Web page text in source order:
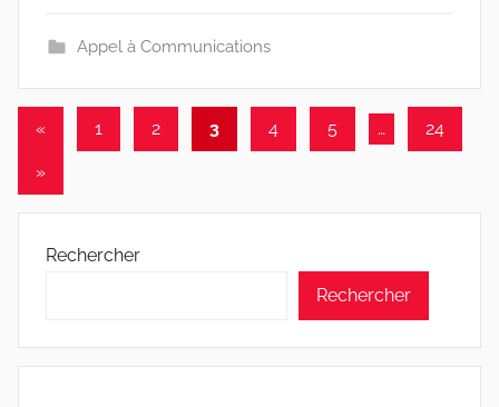
-
p
Appel à Communications
Pagination
des
publications
«Publications
précédentes
1 2 3 4 5 … 24
Articles
»
Rechercher
Rechercher